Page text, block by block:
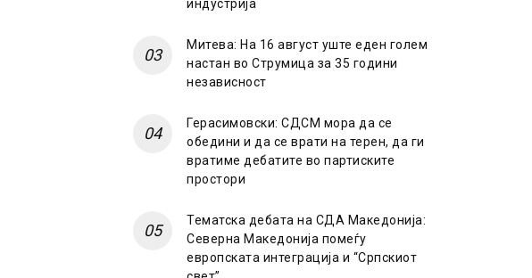
индустрија
Митева: На 16 август уште еден голем
настан во Струмица за 35 години
независност
Герасимовски: СДСМ мора да се
обедини и да се врати на терен, да ги
вратиме дебатите во партиските
простори
Тематска дебата на СДА Македонија:
Северна Македонија помеѓу
европската интеграција и “Српскиот